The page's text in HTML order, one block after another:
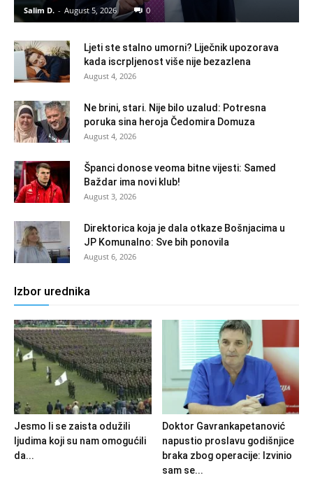
Salim D. - August 5, 2026 0
Ljeti ste stalno umorni? Liječnik upozorava
kada iscrpljenost više nije bezazlena
August 4, 2026
Ne brini, stari. Nije bilo uzalud: Potresna
poruka sina heroja Čedomira Domuza
August 4, 2026
Španci donose veoma bitne vijesti: Samed
Baždar ima novi klub!
August 3, 2026
Direktorica koja je dala otkaze Bošnjacima u
JP Komunalno: Sve bih ponovila
August 6, 2026
Izbor urednika
Jesmo li se zaista odužili
ljudima koji su nam omogućili
da...
Doktor Gavrankapetanović
napustio proslavu godišnjice
braka zbog operacije: Izvinio
sam se...